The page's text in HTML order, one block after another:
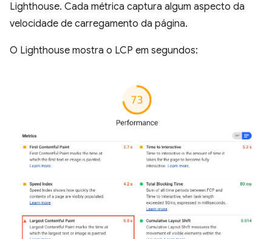
Lighthouse. Cada métrica captura algum aspecto da
velocidade de carregamento da página.
O Lighthouse mostra o LCP em segundos: